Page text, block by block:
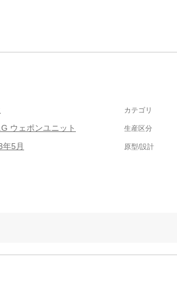
カテゴリ
ウェポンユニット 生産区分
年5月 原型/設計